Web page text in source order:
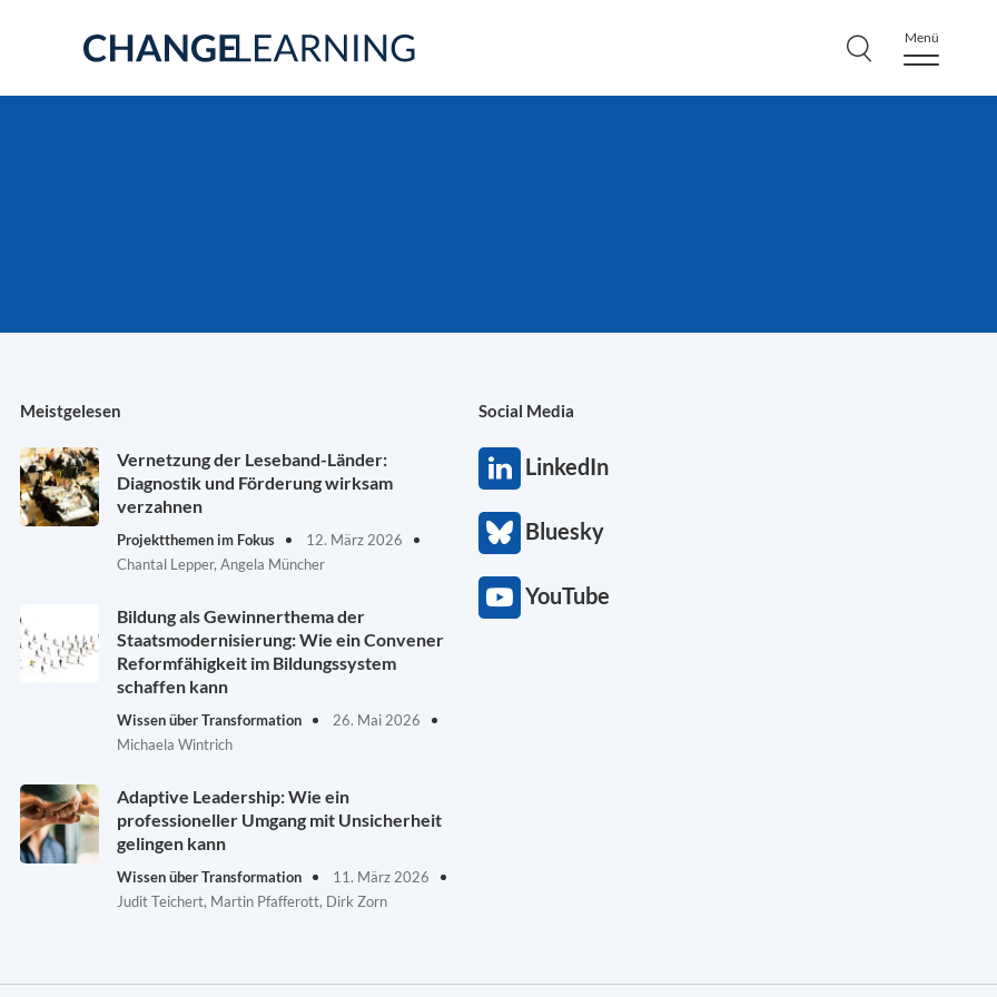
Menü
Meistgelesen
Vernetzung der Leseband-Länder:
Diagnostik und Förderung wirksam
verzahnen
Projektthemen im Fokus
12. März 2026
Chantal Lepper, Angela Müncher
Bildung als Gewinnerthema der
Staatsmodernisierung: Wie ein Convener
Reformfähigkeit im Bildungssystem
schaffen kann
Wissen über Transformation
26. Mai 2026
Michaela Wintrich
Adaptive Leadership: Wie ein
professioneller Umgang mit Unsicherheit
gelingen kann
Wissen über Transformation
11. März 2026
Judit Teichert, Martin Pfafferott, Dirk Zorn
Social Media
LinkedIn
Bluesky
YouTube